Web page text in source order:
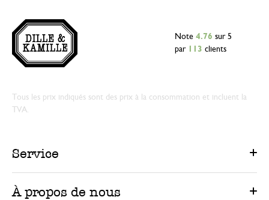
Note 4.76 sur 5
par
113 clients
Tous les prix indiqués sont des prix à la consommation et incluent la
TVA.
Service
À propos de nous